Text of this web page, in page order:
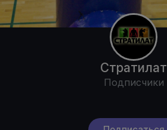
Стратилат
Подписчики